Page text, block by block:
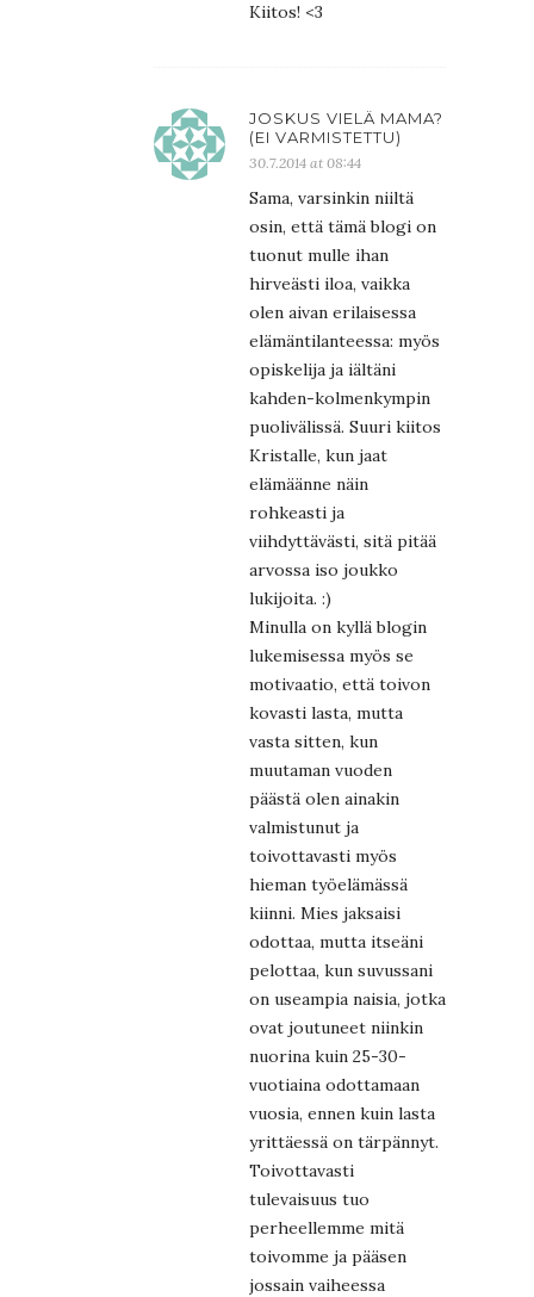
Kiitos! <3
JOSKUS VIELÄ MAMA?
(EI VARMISTETTU)
30.7.2014 at 08:44
Sama, varsinkin niiltä
osin, että tämä blogi on
tuonut mulle ihan
hirveästi iloa, vaikka
olen aivan erilaisessa
elämäntilanteessa: myös
opiskelija ja iältäni
kahden-kolmenkympin
puolivälissä. Suuri kiitos
Kristalle, kun jaat
elämäänne näin
rohkeasti ja
viihdyttävästi, sitä pitää
arvossa iso joukko
lukijoita. :)
Minulla on kyllä blogin
lukemisessa myös se
motivaatio, että toivon
kovasti lasta, mutta
vasta sitten, kun
muutaman vuoden
päästä olen ainakin
valmistunut ja
toivottavasti myös
hieman työelämässä
kiinni. Mies jaksaisi
odottaa, mutta itseäni
pelottaa, kun suvussani
on useampia naisia, jotka
ovat joutuneet niinkin
nuorina kuin 25-30-
vuotiaina odottamaan
vuosia, ennen kuin lasta
yrittäessä on tärpännyt.
Toivottavasti
tulevaisuus tuo
perheellemme mitä
toivomme ja pääsen
jossain vaiheessa